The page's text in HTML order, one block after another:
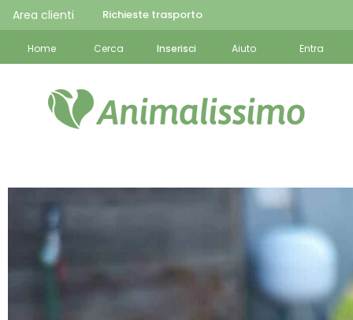
Area clienti Richieste trasporto
Home Cerca Inserisci Aiuto Entra